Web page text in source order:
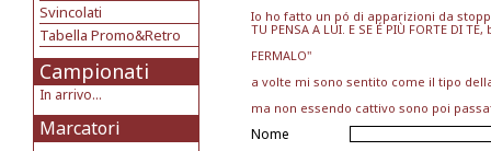
Svincolati
Tabella Promo&Retro
Campionati
In arrivo...
Marcatori
Io ho fatto un pó di apparizioni da
TU PENSA A LUI. E SE É PIÙ FORTE DI
FERMALO"
a volte mi sono sentito come il tipo
ma non essendo cattivo sono poi
Nome